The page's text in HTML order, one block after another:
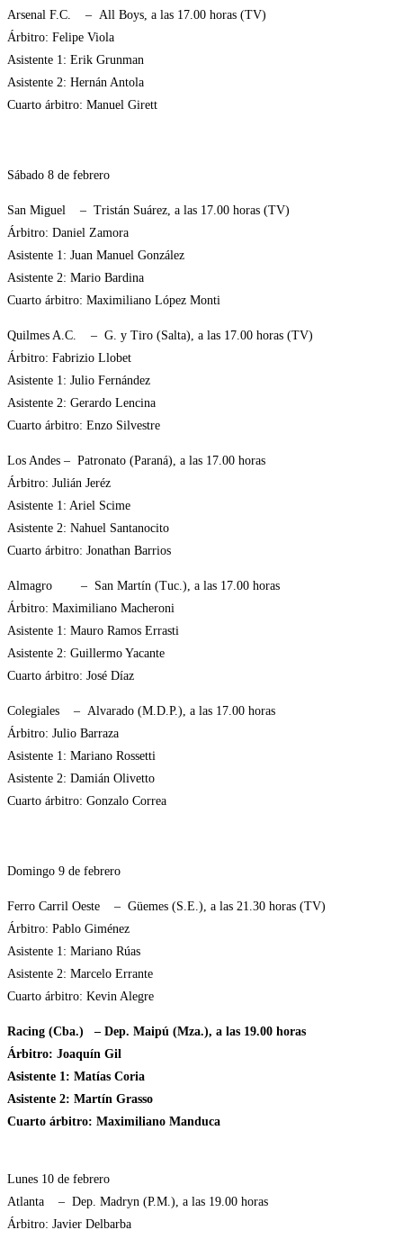
Arsenal F.C. – All Boys, a las 17.00 horas (TV)
Árbitro: Felipe Viola
Asistente 1: Erik Grunman
Asistente 2: Hernán Antola
Cuarto árbitro: Manuel Girett
Sábado 8 de febrero
San Miguel – Tristán Suárez, a las 17.00 horas (TV)
Árbitro: Daniel Zamora
Asistente 1: Juan Manuel González
Asistente 2: Mario Bardina
Cuarto árbitro: Maximiliano López Monti
Quilmes A.C. – G. y Tiro (Salta), a las 17.00 horas (TV)
Árbitro: Fabrizio Llobet
Asistente 1: Julio Fernández
Asistente 2: Gerardo Lencina
Cuarto árbitro: Enzo Silvestre
Los Andes – Patronato (Paraná), a las 17.00 horas
Árbitro: Julián Jeréz
Asistente 1: Ariel Scime
Asistente 2: Nahuel Santanocito
Cuarto árbitro: Jonathan Barrios
Almagro – San Martín (Tuc.), a las 17.00 horas
Árbitro: Maximiliano Macheroni
Asistente 1: Mauro Ramos Errasti
Asistente 2: Guillermo Yacante
Cuarto árbitro: José Díaz
Colegiales – Alvarado (M.D.P.), a las 17.00 horas
Árbitro: Julio Barraza
Asistente 1: Mariano Rossetti
Asistente 2: Damián Olivetto
Cuarto árbitro: Gonzalo Correa
Domingo 9 de febrero
Ferro Carril Oeste – Güemes (S.E.), a las 21.30 horas (TV)
Árbitro: Pablo Giménez
Asistente 1: Mariano Rúas
Asistente 2: Marcelo Errante
Cuarto árbitro: Kevin Alegre
Racing (Cba.) – Dep. Maipú (Mza.), a las 19.00 horas
Árbitro: Joaquín Gil
Asistente 1: Matías Coria
Asistente 2: Martín Grasso
Cuarto árbitro: Maximiliano Manduca
Lunes 10 de febrero
Atlanta – Dep. Madryn (P.M.), a las 19.00 horas
Árbitro: Javier Delbarba